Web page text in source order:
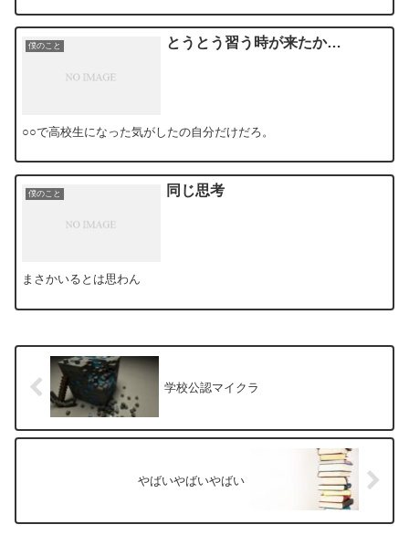
僕のこと とうとう習う時が来たか…
○○で高校生になった気がしたの自分だけだろ。
僕のこと 同じ思考
まさかいるとは思わん
学校公認マイクラ
やばいやばいやばい